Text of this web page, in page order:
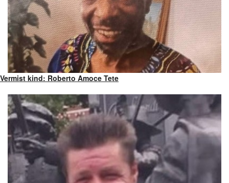
Vermist kind: Roberto Amoce Tete